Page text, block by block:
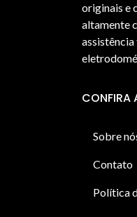
originais e
altamente
CONFIRA
Sobre
Contato
Política